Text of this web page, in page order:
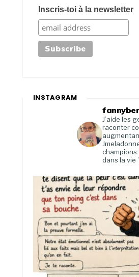
Inscris-toi à la newsletter
INSTAGRAM
J’aide les
raconter
dans la vie